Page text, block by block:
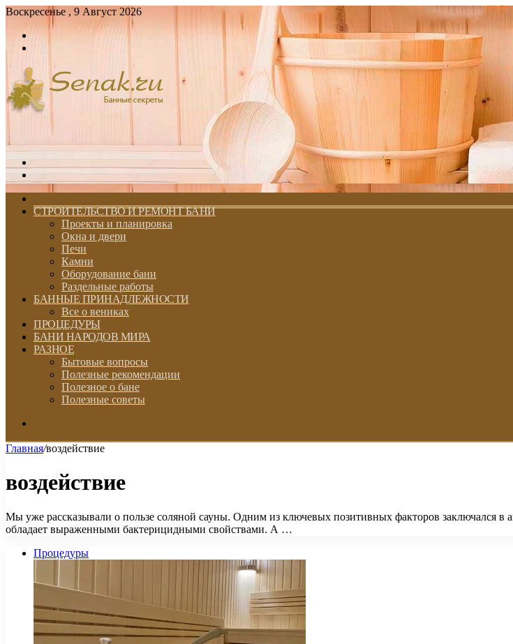
Воскресенье , 9 Август 2026
Войти
skin
СТРОИТЕЛЬСТВО И РЕМОНТ БАНИ
Проекты и планировка
Окна и двери
Печи
Камни
Оборудование бани
Раздельные работы
БАННЫЕ ПРИНАДЛЕЖНОСТИ
Все о вениках
ПРОЦЕДУРЫ
БАНИ НАРОДОВ МИРА
РАЗНОЕ
Бытовые вопросы
Полезные рекомендации
Полезное о бане
Полезные советы
Главная/воздействие
воздействие
Мы уже рассказывали о пользе соляной сауны. Одним из ключевых позитивных факторов заключался
обладает выраженными бактерицидными свойствами. А …
Процедуры